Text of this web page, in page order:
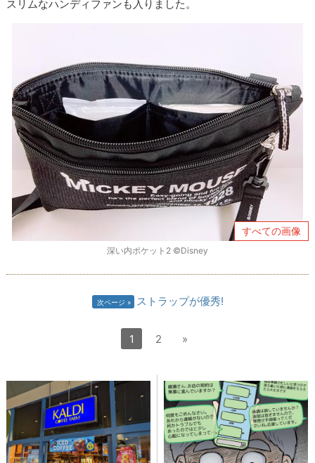
スリムなハンディファンも入りました。
すべての画像
深い内ポケット2 ©Disney
次ページ ストラップが優秀!
1 2 »